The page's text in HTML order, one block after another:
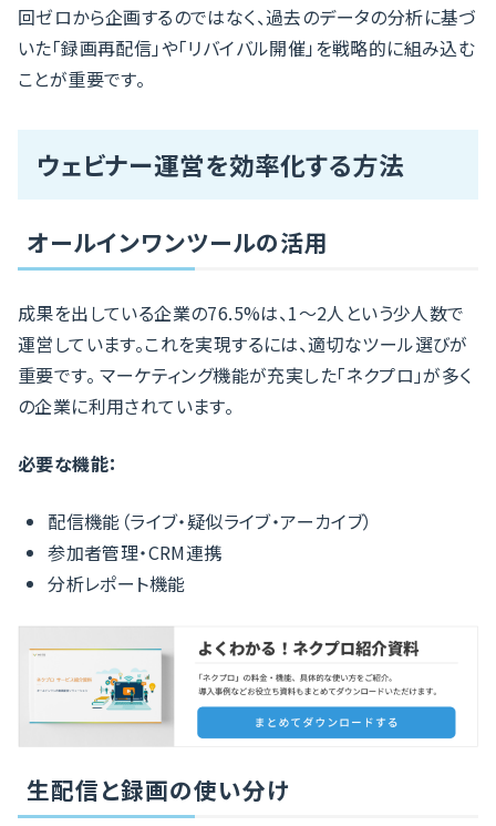
回ゼロから企画するのではなく、過去のデータの分析に基づ
いた「録画再配信」や「リバイバル開催」を戦略的に組み込む
ことが重要です。
ウェビナー運営を効率化する方法
オールインワンツールの活用
成果を出している企業の76.5%は、1〜2人という少人数で
運営しています。これを実現するには、適切なツール選びが
重要です。 マーケティング機能が充実した「ネクプロ」が多く
の企業に利用されています。
必要な機能：
配信機能（ライブ・疑似ライブ・アーカイブ）
参加者管理・CRM連携
分析レポート機能
生配信と録画の使い分け